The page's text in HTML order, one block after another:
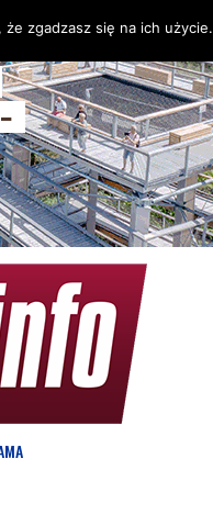
zgadzasz się na ich użycie.